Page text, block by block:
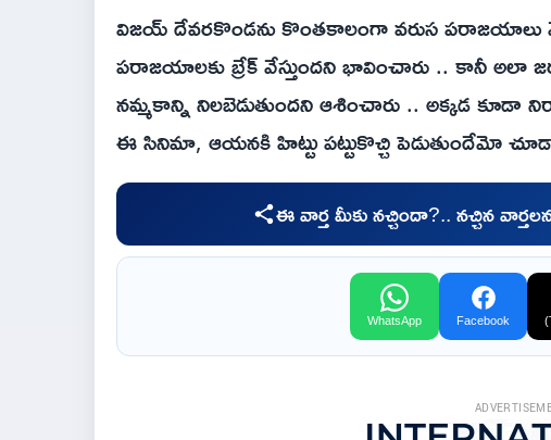
విజయ్ దేవరకొండను కొంతకాలంగా వరుస పరాజయాలు
పరాజయాలకు బ్రేక్ వేస్తుందని భావించారు .. కానీ
నమ్మకాన్ని నిలబెడుతుందని ఆశించారు .. అక్కడ
ఈ సినిమా, ఆయనకి హిట్టు పట్టుకొచ్చి పెడుతుందేమో
ఈ వార్త మీకు నచ్చిందా?.. నచ్చిన
WhatsApp Facebook